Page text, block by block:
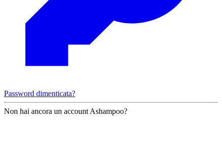
Password dimenticata?
Non hai ancora un account Ashampoo?